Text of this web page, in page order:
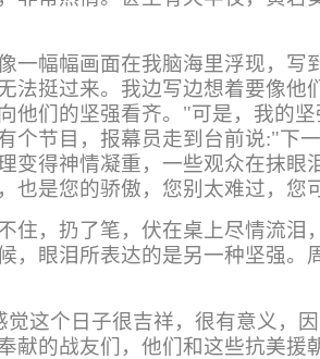
一幅幅画面在我脑海里浮现，写
法挺过来。我边写边想着要像
他们的坚强看齐。"可是，我的
个节目，报幕员走到台前说:"下
变得神情凝重，一些观众在抹
也是您的骄傲，您别太难过，
住，扔了笔，伏在桌上尽情流
，眼泪所表达的是另一种坚强
觉这个日子很吉祥，很有意义，
献的战友们，他们和这些抗美